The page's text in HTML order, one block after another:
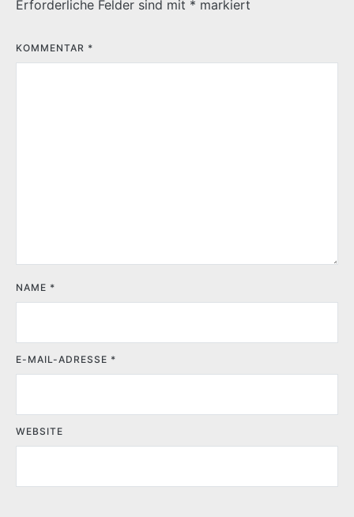
Erforderliche Felder sind mit * markiert
KOMMENTAR *
NAME *
E-MAIL-ADRESSE *
WEBSITE